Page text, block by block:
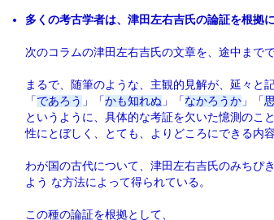
多くの考古学者は、津田左右吉氏の論証を根拠
次のコラムの津田左右吉氏の文章を、途中まで
まるで、随筆のような、主観的見解が、延々と
「 であろう 」「かも知れぬ 」「 なかろうか 」「
というように、具体的な考証を欠いた憶測のこ
性にとぼしく、とても、よりどころにできる内容
わが国の古代について、津田左右吉氏のみちぴ
よう な方法によって得られている。
この種の論証を根拠として、